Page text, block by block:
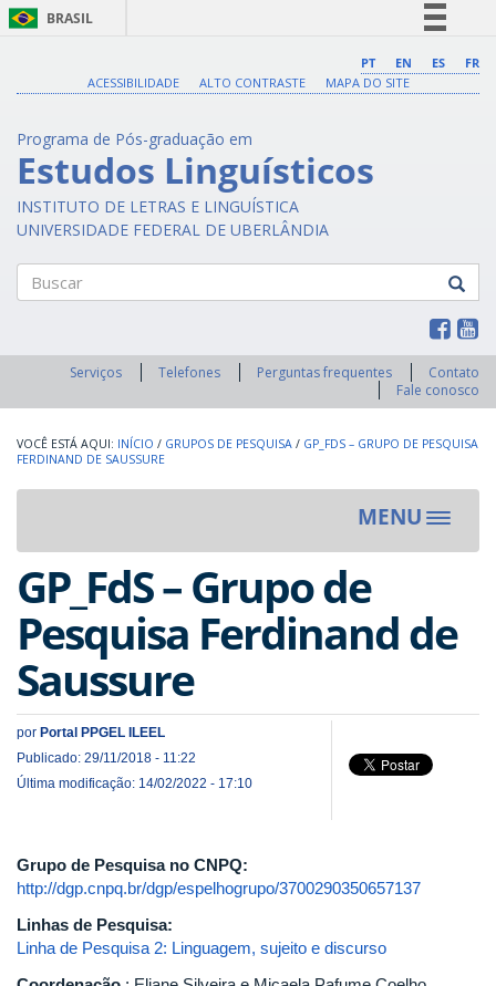
BRASIL
Comunica BR
Acesso à informação
Legislação
PT EN ES
FR
ACESSIBILIDADE
ALTO CONTRASTE MAPA DO SITE
Programa de Pós-graduação em
Estudos Linguísticos
INSTITUTO DE LETRAS E LINGUÍSTICA
UNIVERSIDADE FEDERAL DE UBERLÂNDIA
Serviços Telefones Perguntas frequentes
Contato
Fale conosco
INÍCIO / GRUPOS DE PESQUISA / GP_FDS – GRUPO DE PESQUISA
FERDINAND DE SAUSSURE
MENU
Toggle
GP_FdS – Grupo de
Pesquisa Ferdinand de
Saussure
por Portal PPGEL ILEEL
Publicado: 29/11/2018 - 11:22
Última modificação: 14/02/2022 - 17:10
Grupo de Pesquisa no CNPQ:
http://dgp.cnpq.br/dgp/espelhogrupo/3700290350657137
Linhas de Pesquisa:
Linha de Pesquisa 2: Linguagem, sujeito e discurso